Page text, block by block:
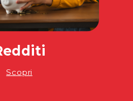
Scopri